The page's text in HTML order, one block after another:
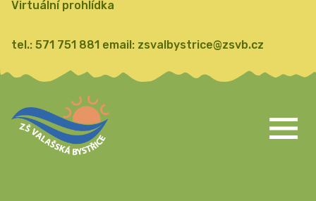
Virtuální prohlídka
tel.: 571 751 881 email: zsvalbystrice@zsvb.cz